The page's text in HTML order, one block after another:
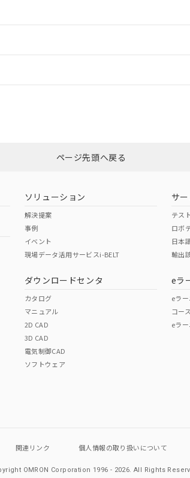
ードはこちら
品が混在する可能性があります。
さい。
ページ先頭へ戻る
ソリューション
解決提案
事例
イベント
現場データ活用サービスi-BELT
ダウンロードセンタ
カタログ
マニュアル
2D CAD
3D CAD
電気制御CAD
ソフトウェア
サ
テス
ロボ
日本
輸出
eラ
eラ
コー
eラー
関連リンク 個人情報の取り扱いについて
OMRON Corporation 1996 - 2026.All Rights